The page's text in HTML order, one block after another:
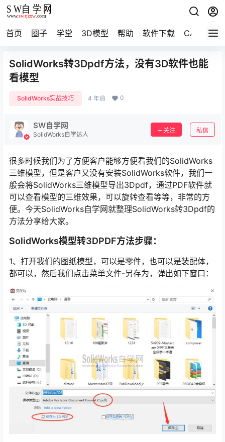
首页 圈子 学堂 3D模型 帮助 软件下载 CAD资料
SolidWorks转3Dpdf方法，没有3D软件也能
看模型
SolidWorks实战技巧 4 年前 0
SW自学网
SolidWorks自学达人
关注 私信
很多时候我们为了方便客户能够方便看我们的SolidWorks
三维模型，但是客户又没有安装SolidWorks软件，我们一
般会将SolidWorks三维模型导出3Dpdf，通过PDF软件就
可以查看模型的三维效果，可以旋转查看等等，非常的方
便。今天SolidWorks自学网就整理SolidWorks转3Dpdf的
方法分享给大家。
SolidWorks模型转3DPDF方法步骤：
1、打开我们的图纸模型，可以是零件，也可以是装配体，
都可以，然后我们点击菜单文件-另存为，弹出如下窗口：